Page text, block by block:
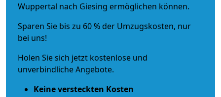
Wuppertal nach Giesing ermöglichen können.
Sparen Sie bis zu 60 % der Umzugskosten, nur
bei uns!
Holen Sie sich jetzt kostenlose und
unverbindliche Angebote.
Keine versteckten Kosten